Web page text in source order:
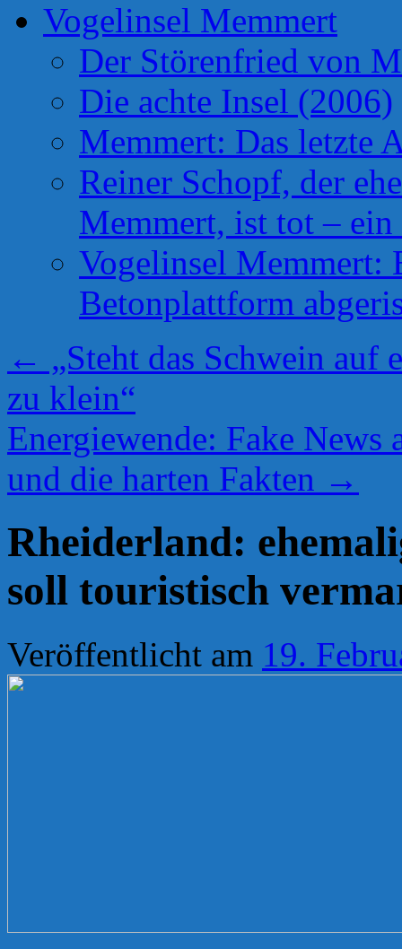
Vogelinsel Memmert
Der Störenfried von
Die achte Insel (2006)
Memmert: Das letzte
Reiner Schopf, der
Memmert, ist tot –
Vogelinsel Memmert:
Betonplattform
← „Steht das Schwein auf
zu klein“
Energiewende: Fake
und die harten Fakten →
Rheiderland:
soll touristisch
Veröffentlicht am 19.